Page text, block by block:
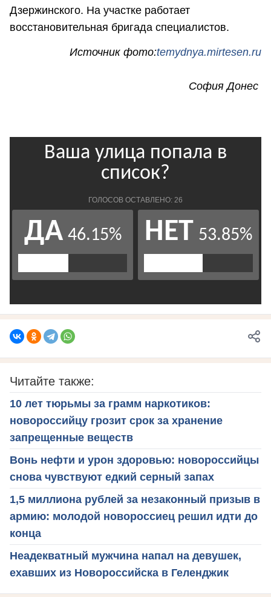
Дзержинского. На участке работает
восстановительная бригада специалистов.
Источник фото:temydnya.mirtesen.ru
София Донес
Читайте также:
10 лет тюрьмы за грамм наркотиков:
новороссийцу грозит срок за хранение
запрещенные веществ
Вонь нефти и урон здоровью: новороссийцы
снова чувствуют едкий серный запах
1,5 миллиона рублей за незаконный призыв в
армию: молодой новороссиец решил идти до
конца
Неадекватный мужчина напал на девушек,
ехавших из Новороссийска в Геленджик